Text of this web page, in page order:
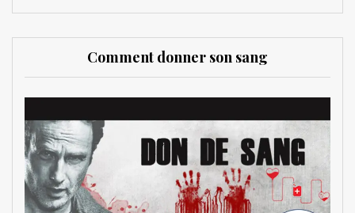
Comment donner son sang